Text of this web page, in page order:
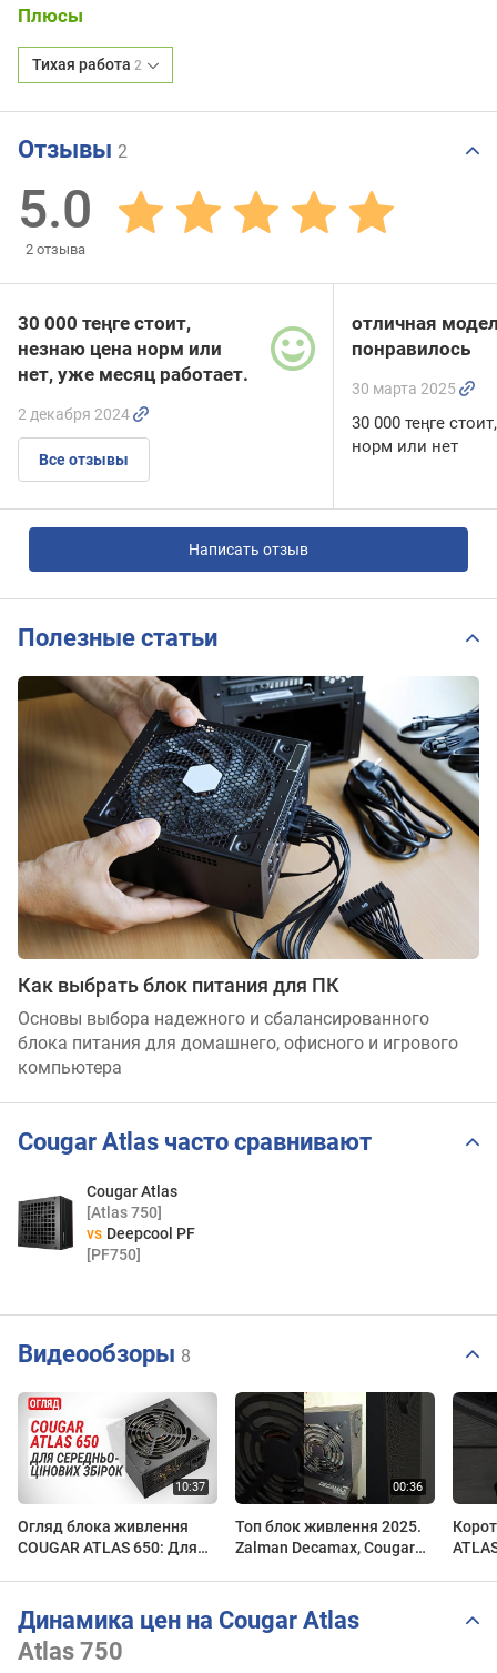
Плюсы
Тихая работа 2
Отзывы 2
5.0
2 отзыва
30 000 теңге стоит,
незнаю цена норм или
нет, уже месяц работает.
2 декабря 2024
Все отзывы
отличная
понравилось
30 марта 2025
30 000 теңге
норм или нет
Написать отзыв
Полезные статьи
Как выбрать блок питания для ПК
Основы выбора надежного и сбалансированного
блока питания для домашнего, офисного и игрового
компьютера
Cougar Atlas часто сравнивают
Cougar Atlas
[Atlas 750]
vs Deepcool PF
[PF750]
Видеообзоры 8
Огляд блока живлення
COUGAR ATLAS 650: Для
Топ блок живлення 2025.
Zalman Decamax, Cougar
Динамика цен на Cougar Atlas
Atlas 750